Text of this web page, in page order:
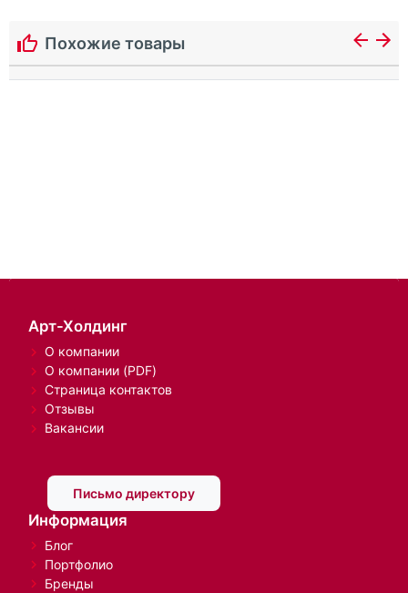
Похожие товары
Арт-Холдинг
О компании
О компании (PDF)
Страница контактов
Отзывы
Вакансии
Письмо директору
Информация
Блог
Портфолио
Бренды